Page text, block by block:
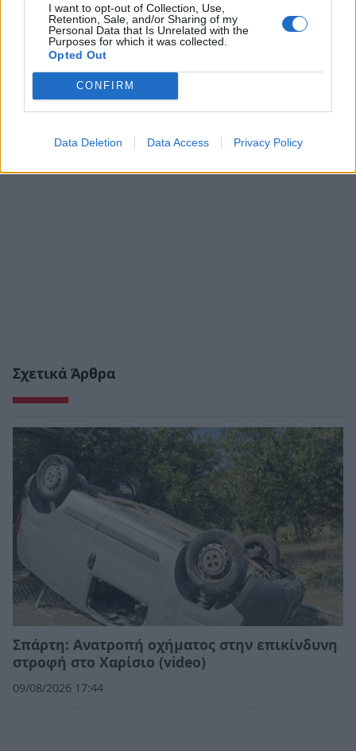
I want to opt-out of Collection, Use,
Retention, Sale, and/or Sharing of my
Personal Data that Is Unrelated with the
Purposes for which it was collected.
Opted Out
CONFIRM
Data Deletion Data Access Privacy Policy
Σχετικά Άρθρα
Σπάρτη: Ανατροπή οχήματος στην επικίνδυνη
στροφή στο Χαρίσιο (video)
09/08/2026 17:44